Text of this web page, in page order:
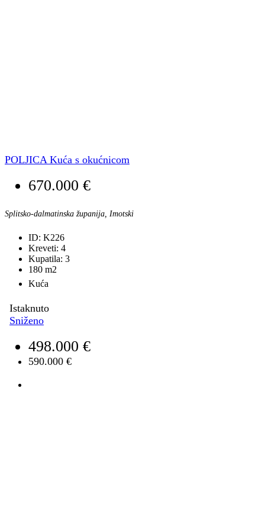
POLJICA Kuća s okućnicom
670.000 €
Splitsko-dalmatinska županija, Imotski
ID: K226
Kreveti: 4
Kupatila: 3
180 m2
Kuća
Istaknuto
Sniženo
498.000 €
590.000 €